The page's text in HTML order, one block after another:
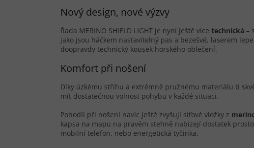
Nový design, nové výzvy
Řada MERINO SHIELD LIGHT je nyní ještě více technická –
jako jsou háčkem nastavitelný pas a bezešvé, laserem
doopravdy technický kousek horského oblečení.
Komfort při nošení
Díky úzkému střihu a extrémně pružnému materiálu ti
mít dostatečnou volnost pohybu v každé situaci.
Pohodlí při nošení navíc ještě zvyšují síťové vložky z
kapsa na mapu na pravém stehně nabízejí dostatek
mobilní telefon, nebo energetická tyčinka.